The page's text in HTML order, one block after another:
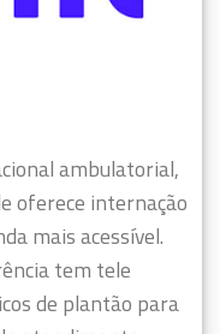
ambulatorial,
oferece internação
mais acessível.
tem tele
de plantão para